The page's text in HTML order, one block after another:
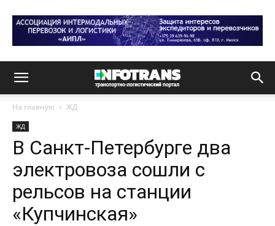
На главную ЖД
ЖД
В Санкт-Петербурге два
электровоза сошли с
рельсов на станции
«Купчинская»